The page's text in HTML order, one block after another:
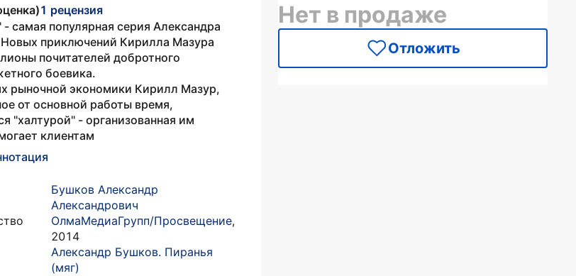
1 рецензия
- самая популярная серия Александра
приключений Кирилла Мазура
почитателей добротного
боевика.
рыночной экономики Кирилл Мазур,
от основной работы время,
"халтурой" - организованная им
клиентам
Бушков Александр
Александрович
ОлмаМедиаГрупп/Просвещение,
2014
Александр Бушков. Пиранья
(мяг)
Нет в продаже
Отложить